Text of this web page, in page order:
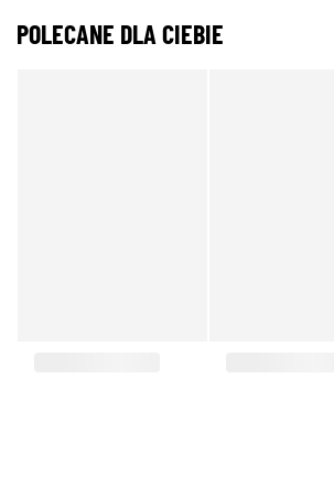
POLECANE DLA CIEBIE